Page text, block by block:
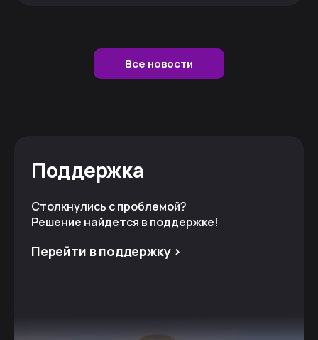
Все новости
Поддержка
Столкнулись с проблемой?
Решение найдется в поддержке!
Перейти в поддержку >